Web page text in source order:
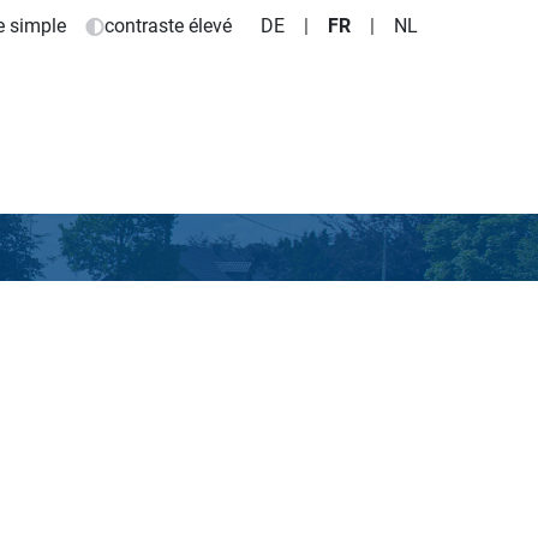
simple contraste élevé DE | FR | NL